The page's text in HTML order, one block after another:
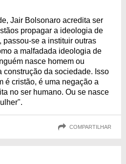
Jair Bolsonaro acredita ser
propagar a ideologia de
passou-se a instituir outras
a malfadada ideologia de
nasce homem ou
construção da sociedade. Isso
é cristão, é uma negação a
no ser humano. Ou se nasce
COMPARTILHAR